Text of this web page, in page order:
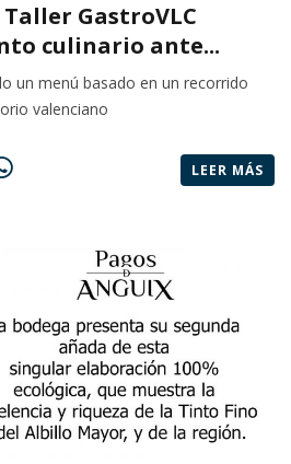
GastroVLC
culinario ante...
un menú basado en un recorrido
valenciano
LEER MÁS